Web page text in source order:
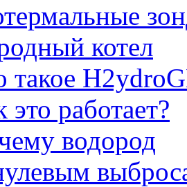
котел
такое
это работает?
водород